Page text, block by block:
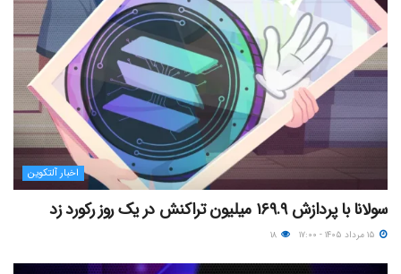
اخبار آلتکوین
سولانا با پردازش ۱۶۹.۹ میلیون تراکنش در یک روز رکورد زد